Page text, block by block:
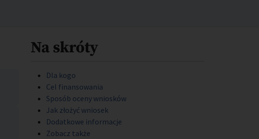
Na skróty
Dla kogo
Cel finansowania
Sposób oceny wniosków
Jak złożyć wniosek
Dodatkowe informacje
Zobacz także